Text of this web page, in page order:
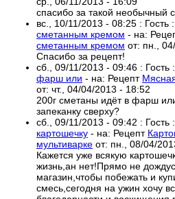
спасибо за такой необычный
вс., 10/11/2013 - 08:25 : Гость :
сметанным кремом - на:
сметанным кремом от: пн.,
Спасибо за рецепт!
сб., 09/11/2013 - 09:46 : Гость :
фарш или - на: Рецепт
от: чт., 04/04/2013 - 18:52
200г сметаны идёт в фарш
запеканку сверху?
сб., 09/11/2013 - 09:42 : Гость :
картошечку - на: Рецепт
мультиварке от: пн., 08/04/
Кажется уже всякую
жизнь,ан нет!Прямо не
магазин,чтобы побежать и
смесь,сегодня на ужин хочу